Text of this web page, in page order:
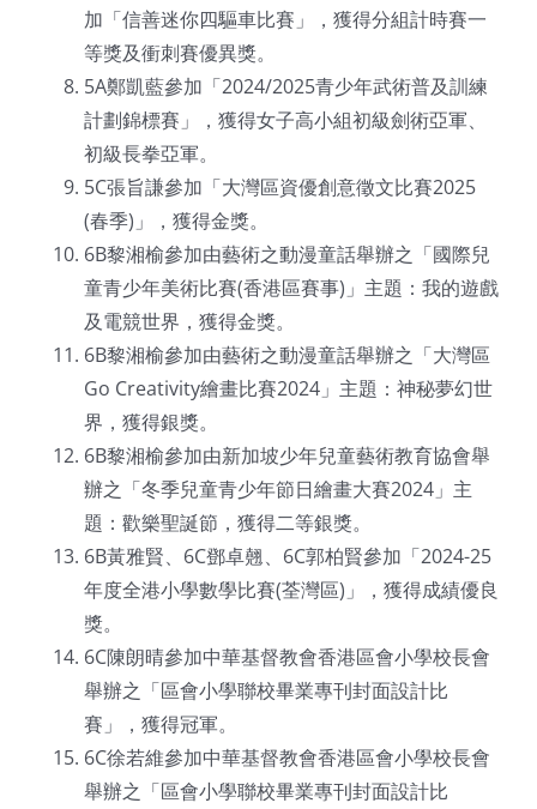
加「信善迷你四驅車比賽」，獲得分組計時賽一
等獎及衝刺賽優異獎。
5A鄭凱藍參加「2024/2025青少年武術普及訓練
計劃錦標賽」，獲得女子高小組初級劍術亞軍、
初級長拳亞軍。
5C張旨謙參加「大灣區資優創意徵文比賽2025
(春季)」，獲得金獎。
6B黎湘榆參加由藝術之動漫童話舉辦之「國際兒
童青少年美術比賽(香港區賽事)」主題：我的遊戲
及電競世界，獲得金獎。
6B黎湘榆參加由藝術之動漫童話舉辦之「大灣區
Go Creativity繪畫比賽2024」主題：神秘夢幻世
界，獲得銀獎。
6B黎湘榆參加由新加坡少年兒童藝術教育協會舉
辦之「冬季兒童青少年節日繪畫大賽2024」主
題：歡樂聖誕節，獲得二等銀獎。
6B黃雅賢、6C鄧卓翹、6C郭柏賢參加「2024-25
年度全港小學數學比賽(荃灣區)」，獲得成績優良
獎。
6C陳朗晴參加中華基督教會香港區會小學校長會
舉辦之「區會小學聯校畢業專刊封面設計比
賽」，獲得冠軍。
6C徐若維參加中華基督教會香港區會小學校長會
舉辦之「區會小學聯校畢業專刊封面設計比